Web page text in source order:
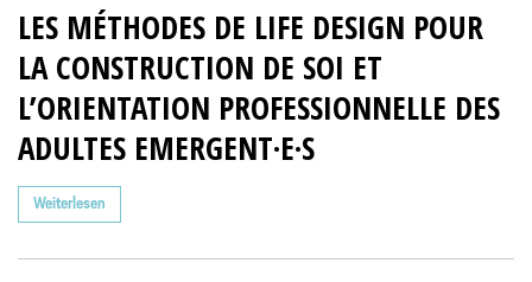
LES MÉTHODES DE LIFE DESIGN POUR
LA CONSTRUCTION DE SOI ET
L’ORIENTATION PROFESSIONNELLE DES
ADULTES EMERGENT·E·S
Weiterlesen